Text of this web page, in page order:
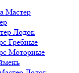
Мастер
Лодок
Гребные
Моторные